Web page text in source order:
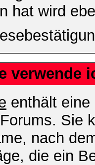
hat wird
verwende
enthält
Sie
nach
die ein